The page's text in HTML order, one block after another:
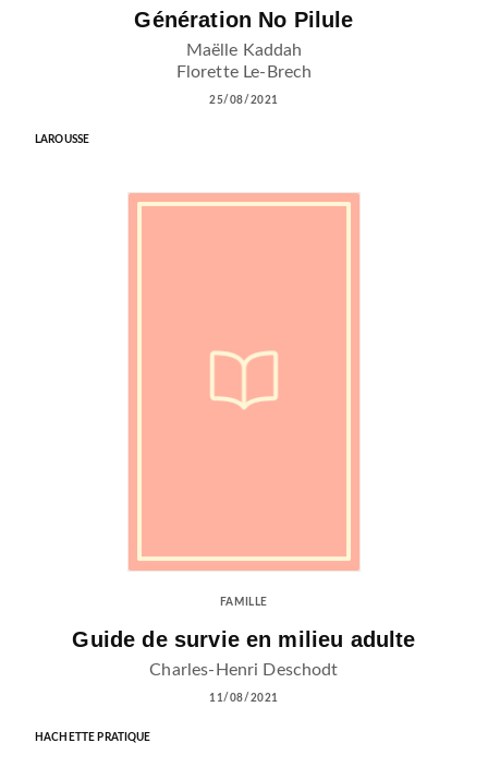
Génération No Pilule
Maëlle Kaddah
Florette Le-Brech
25/08/2021
LAROUSSE
FAMILLE
Guide de survie en milieu adulte
Charles-Henri Deschodt
11/08/2021
HACHETTE PRATIQUE